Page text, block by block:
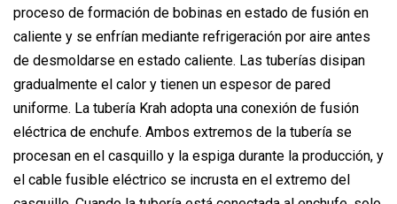
proceso de formación de bobinas en estado de fusión en
caliente y se enfrían mediante refrigeración por aire antes
de desmoldarse en estado caliente. Las tuberías disipan
gradualmente el calor y tienen un espesor de pared
uniforme. La tubería Krah adopta una conexión de fusión
eléctrica de enchufe. Ambos extremos de la tubería se
procesan en el casquillo y la espiga durante la producción, y
el cable fusible eléctrico se incrusta en el extremo del